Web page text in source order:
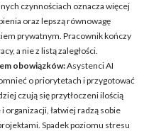
czynnościach oznacza więcej
oraz lepszą równowagę
prywatnym. Pracownik kończy
a nie z listą zaległości.
obowiązków:Asystenci AI
o priorytetach i przygotować
czują się przytłoczeni ilością
organizacji, łatwiej radzą sobie
Spadek poziomu stresu